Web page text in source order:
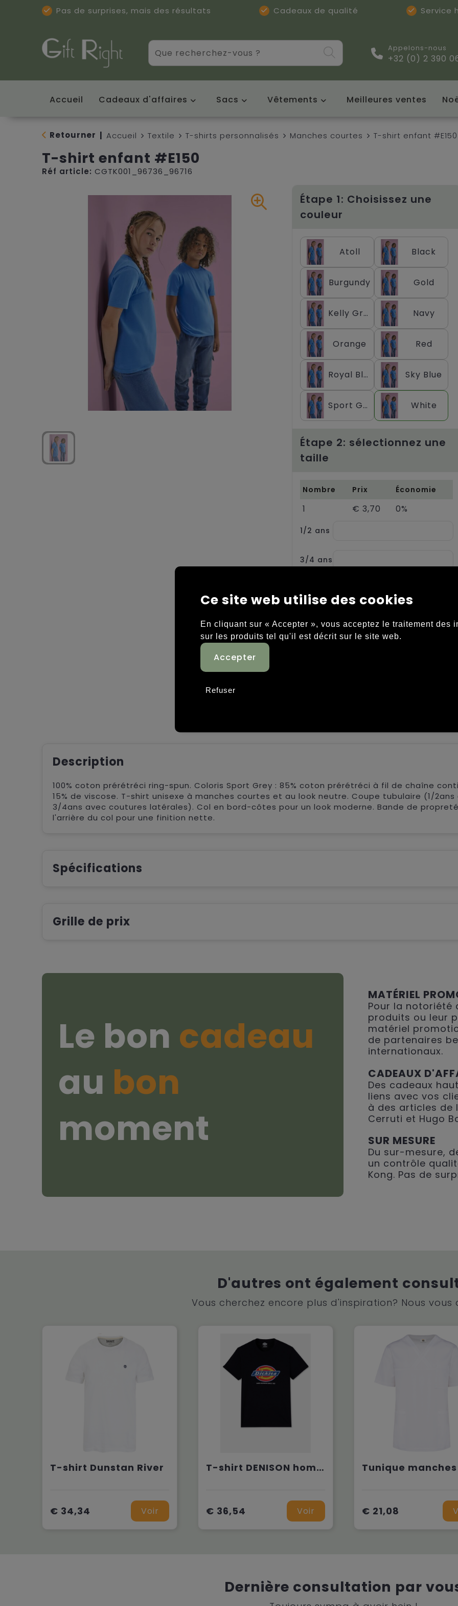
Pas de surprises, mais des résultats Cadeaux de qualité Service
Appelons-nous
+32 (0) 2 390
Accueil Cadeaux d'affaires Sacs Vêtements Meilleures ventes
Retourner Accueil Textile T-shirts personnalisés Manches courtes T-shirt enfant #E150
T-shirt enfant #E150
Réf article: CGTK001_96736_96716
Étape 1: Choisissez une
couleur
Atoll Black
Burgundy Gold
Kelly Green Navy
Orange Red
Royal Blue Sky Blue
Sport Grey White
Étape 2: sélectionnez une
taille
Nombre Prix Économie
1 € 3,70 0%
1/2 ans
3/4 ans
Description
100% coton prérétréci ring-spun. Coloris Sport Grey : 85% coton prérétréci à fil de chaîne
15% de viscose. T-shirt unisexe à manches courtes et au look neutre. Coupe tubulaire (1/2ans
3/4ans avec coutures latérales). Col en bord-côtes pour un look moderne. Bande de
l'arrière du col pour une finition nette.
Spécifications
Grille de prix
Le bon cadeau
au bon
moment
MATÉRIEL
Pour la notoriété
produits ou leur
matériel
de partenaires
internationaux.
CADEAUX
Des cadeaux
liens avec vos
à des articles de
Cerruti et Hugo
SUR MESURE
Du sur-mesure,
un contrôle
Kong. Pas de
D'autres ont également
Vous cherchez encore plus d'inspiration? Nous vous
T-shirt Dunstan River
€ 34,34 Voir
T-shirt DENISON homme (DT6010)
€ 36,54 Voir € 21,08
Dernière consultation par
Ce site web utilise des cookies
En cliquant sur « Accepter », vous acceptez le traitement des
sur les produits tel qu'il est décrit sur le site web.
Refuser